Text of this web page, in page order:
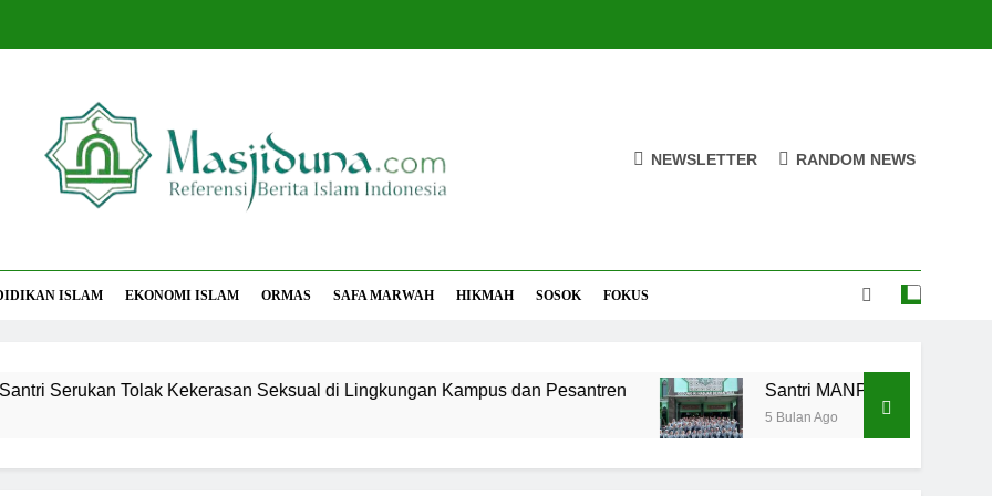
NEWSLETTER RANDOM NEWS
ISLAM EKONOMI ISLAM ORMAS SAFA MARWAH HIKMAH SOSOK FOKUS
Tolak Kekerasan Seksual di Lingkungan Kampus dan Pesantren Santri MANPK Surakarta Turun ke
5 Bulan Ago